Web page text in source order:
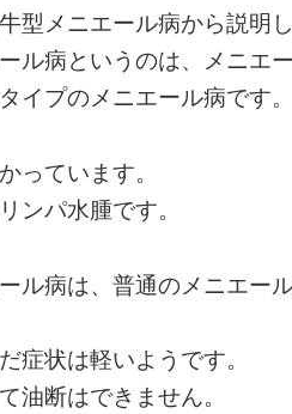
型メニエール病から説明し
ル病というのは、メニエ
イプのメニエール病です。
っています。
ンパ水腫です。
ル病は、普通のメニエー
症状は軽いようです。
油断はできません。